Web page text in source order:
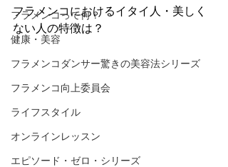
フラメンコって何？
健康・美容
フラメンコダンサー驚きの美容法シリーズ
フラメンコ向上委員会
ライフスタイル
オンラインレッスン
エピソード・ゼロ・シリーズ
フラメンコにおけるイタイ人・美しく
ない人の特徴は？